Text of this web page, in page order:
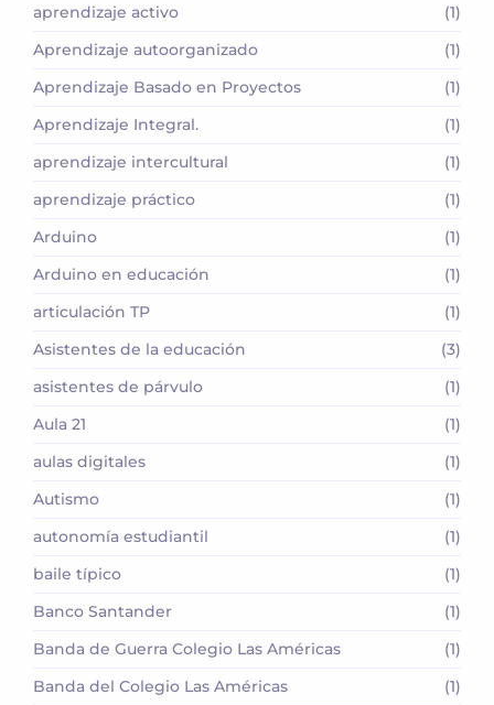
aprendizaje activo
(1)
Aprendizaje autoorganizado
(1)
Aprendizaje Basado en Proyectos
(1)
Aprendizaje Integral.
(1)
aprendizaje intercultural
(1)
aprendizaje práctico
(1)
Arduino
(1)
Arduino en educación
(1)
articulación TP
(1)
Asistentes de la educación
(3)
asistentes de párvulo
(1)
Aula 21
(1)
aulas digitales
(1)
Autismo
(1)
autonomía estudiantil
(1)
baile típico
(1)
Banco Santander
(1)
Banda de Guerra Colegio Las Américas
(1)
Banda del Colegio Las Américas
(1)